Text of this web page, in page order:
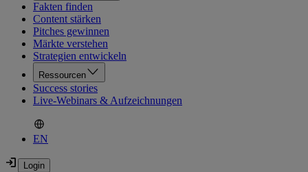
Fakten finden
Content stärken
Pitches gewinnen
Märkte verstehen
Strategien entwickeln
Ressourcen
Success stories
Live-Webinars & Aufzeichnungen
EN